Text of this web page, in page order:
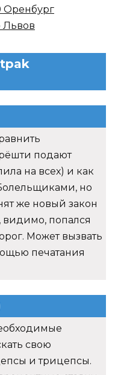
Оренбург
Львов
подают
на всех) и как
но
же новый закон
видимо, попался
Может вызвать
печатания
свою
и трицепсы.